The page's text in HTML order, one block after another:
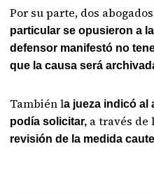
Por su parte, dos
particular se opusieron a
defensor manifestó no
que la causa será
También la jueza indicó al
podía solicitar, a través de
revisión de la medida